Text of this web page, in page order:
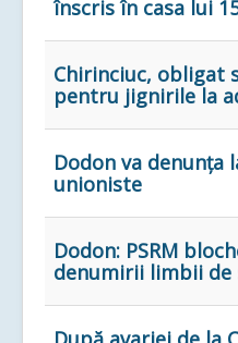
înscris în casa lui
Chirinciuc, obligat
pentru jignirile la
Dodon va denunța
unioniste
Dodon: PSRM
denumirii limbii